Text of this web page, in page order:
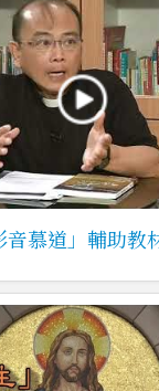
慕道」輔助教